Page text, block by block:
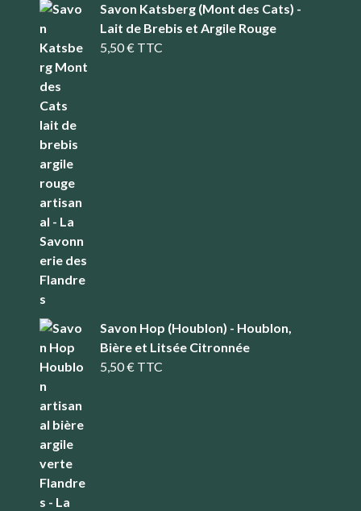
Savon Katsberg (Mont des Cats) -
Lait de Brebis et Argile Rouge
5,50€
Savon Hop (Houblon) - Houblon,
Bière et Litsée Citronnée
5,50€